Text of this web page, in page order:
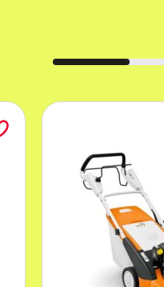
wibrację o 30 %